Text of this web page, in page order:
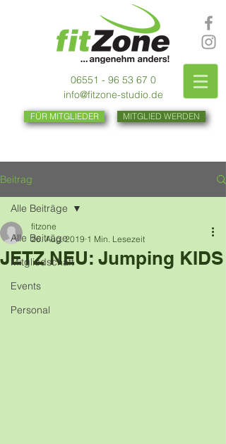
06551 - 96 53 67 0
info@fitzone-studio.de
FÜR MITGLIEDER MITGLIED WERDEN
Beitrag
Alle Beiträge
Mitgliedschaft
Events
Personal
Alle Beiträge
JETZ NEU: Jumping KIDS
fitzone
26. Aug. 2019 1 Min. Lesezeit